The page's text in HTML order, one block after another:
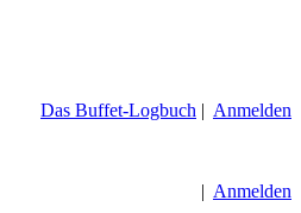
Das Buffet-Logbuch | Anmelden
| Anmelden